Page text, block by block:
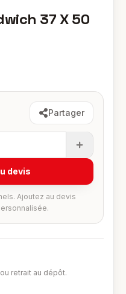
37 X 50
Partager
devis
Ajoutez au devis
retrait au dépôt.